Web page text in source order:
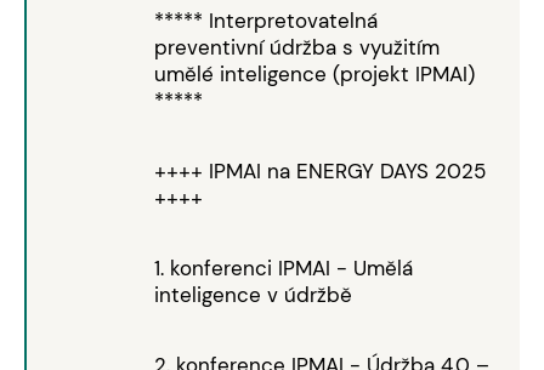
***** Interpretovatelná
preventivní údržba s využitím
umělé inteligence (projekt IPMAI)
*****
++++ IPMAI na ENERGY DAYS 2025
++++
1. konferenci IPMAI - Umělá
inteligence v údržbě
2. konference IPMAI - Údržba 4.0 –